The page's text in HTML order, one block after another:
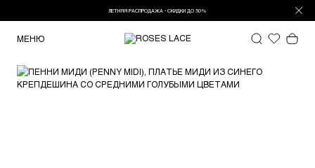
ЛЕТНЯЯ РАСПРОДАЖА - СКИДКИ ДО 50%
МЕНЮ